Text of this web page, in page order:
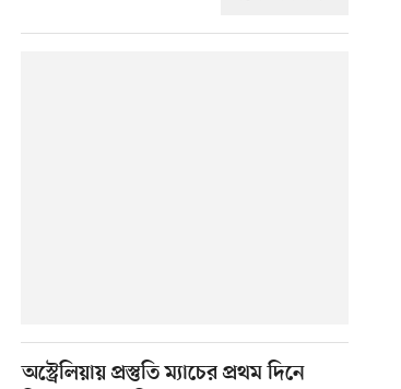
অস্ট্রেলিয়ায় প্রস্তুতি ম্যাচের প্রথম দিনে